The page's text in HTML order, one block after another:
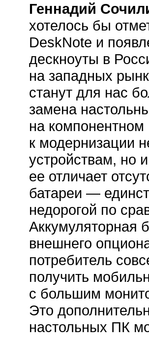
Геннадий
хотелось бы
DeskNote и
дескноуты в
на западных
станут для нас
замена
на компонентном
к модернизации
устройствам, но
ее отличает
батареи —
недорогой по
Аккумуляторная
внешнего
потребитель
получить
с большим
Это
настольных ПК